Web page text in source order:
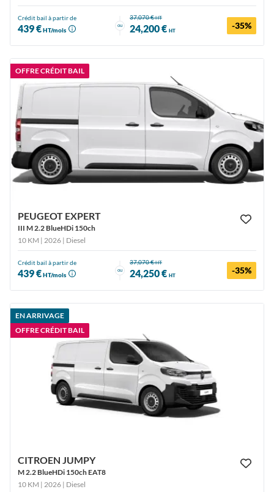
Crédit bail à partir de
439 €HT/mois
ou
37,070 €HT
24,200 € HT -35%
OFFRE CRÉDIT BAIL
PEUGEOT EXPERT
III M 2.2 BlueHDi 150ch
10 KM | 2026 | Diesel
Crédit bail à partir de
439 €HT/mois
ou
37,070 €HT
24,250 € HT -35%
EN ARRIVAGE
OFFRE CRÉDIT BAIL
CITROEN JUMPY
M 2.2 BlueHDi 150ch EAT8
10 KM | 2026 | Diesel